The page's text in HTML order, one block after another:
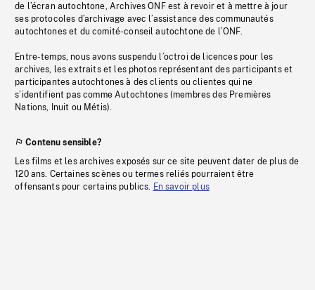
de l’écran autochtone, Archives ONF est à revoir et à mettre à jour
ses protocoles d’archivage avec l’assistance des communautés
autochtones et du comité-conseil autochtone de l’ONF.
Entre-temps, nous avons suspendu l’octroi de licences pour les
archives, les extraits et les photos représentant des participants et
participantes autochtones à des clients ou clientes qui ne
s’identifient pas comme Autochtones (membres des Premières
Nations, Inuit ou Métis).
Contenu sensible?
Les films et les archives exposés sur ce site peuvent dater de plus de
120 ans. Certaines scènes ou termes reliés pourraient être
offensants pour certains publics. En savoir plus